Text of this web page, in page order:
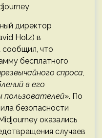
директор
Holz) в
сообщил, что
бесплатного
спроса,
в его
пользователей». По
безопасности
оказались
случаев